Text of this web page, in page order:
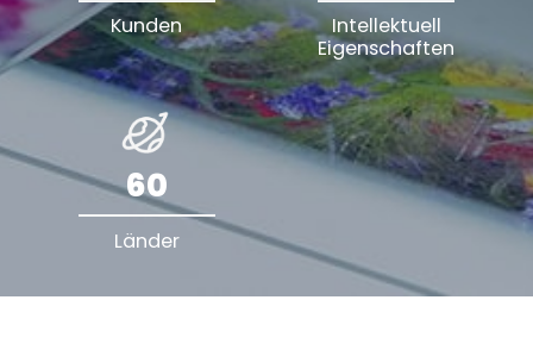
Kunden
Intellektuell
Eigenschaften
60
Länder